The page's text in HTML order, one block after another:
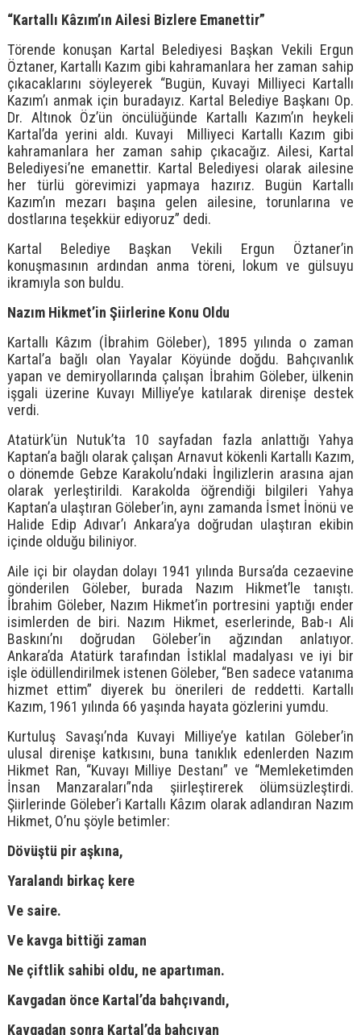
“Kartallı Kâzım’ın Ailesi Bizlere Emanettir”
Törende konuşan Kartal Belediyesi Başkan Vekili Ergun
Öztaner, Kartallı Kazım gibi kahramanlara her zaman sahip
çıkacaklarını söyleyerek “Bugün, Kuvayi Milliyeci Kartallı
Kazım’ı anmak için buradayız. Kartal Belediye Başkanı Op.
Dr. Altınok Öz’ün öncülüğünde Kartallı Kazım’ın heykeli
Kartal’da yerini aldı. Kuvayi Milliyeci Kartallı Kazım gibi
kahramanlara her zaman sahip çıkacağız. Ailesi, Kartal
Belediyesi’ne emanettir. Kartal Belediyesi olarak ailesine
her türlü görevimizi yapmaya hazırız. Bugün Kartallı
Kazım’ın mezarı başına gelen ailesine, torunlarına ve
dostlarına teşekkür ediyoruz” dedi.
Kartal Belediye Başkan Vekili Ergun Öztaner’in
konuşmasının ardından anma töreni, lokum ve gülsuyu
ikramıyla son buldu.
Nazım Hikmet’in Şiirlerine Konu Oldu
Kartallı Kâzım (İbrahim Göleber), 1895 yılında o zaman
Kartal’a bağlı olan Yayalar Köyünde doğdu. Bahçıvanlık
yapan ve demiryollarında çalışan İbrahim Göleber, ülkenin
işgali üzerine Kuvayı Milliye’ye katılarak direnişe destek
verdi.
Atatürk’ün Nutuk’ta 10 sayfadan fazla anlattığı Yahya
Kaptan’a bağlı olarak çalışan Arnavut kökenli Kartallı Kazım,
o dönemde Gebze Karakolu’ndaki İngilizlerin arasına ajan
olarak yerleştirildi. Karakolda öğrendiği bilgileri Yahya
Kaptan’a ulaştıran Göleber’in, aynı zamanda İsmet İnönü ve
Halide Edip Adıvar’ı Ankara’ya doğrudan ulaştıran ekibin
içinde olduğu biliniyor.
Aile içi bir olaydan dolayı 1941 yılında Bursa’da cezaevine
gönderilen Göleber, burada Nazım Hikmet’le tanıştı.
İbrahim Göleber, Nazım Hikmet’in portresini yaptığı ender
isimlerden de biri. Nazım Hikmet, eserlerinde, Bab-ı Ali
Baskını’nı doğrudan Göleber’in ağzından anlatıyor.
Ankara’da Atatürk tarafından İstiklal madalyası ve iyi bir
işle ödüllendirilmek istenen Göleber, “Ben sadece vatanıma
hizmet ettim” diyerek bu önerileri de reddetti. Kartallı
Kazım, 1961 yılında 66 yaşında hayata gözlerini yumdu.
Kurtuluş Savaşı’nda Kuvayi Milliye’ye katılan Göleber’in
ulusal direnişe katkısını, buna tanıklık edenlerden Nazım
Hikmet Ran, “Kuvayı Milliye Destanı” ve “Memleketimden
İnsan Manzaraları”nda şiirleştirerek ölümsüzleştirdi.
Şiirlerinde Göleber’i Kartallı Kâzım olarak adlandıran Nazım
Hikmet, O’nu şöyle betimler:
Dövüştü pir aşkına,
Yaralandı birkaç kere
Ve saire.
Ve kavga bittiği zaman
Ne çiftlik sahibi oldu, ne apartıman.
Kavgadan önce Kartal’da bahçıvandı,
Kavgadan sonra Kartal’da bahçıvan